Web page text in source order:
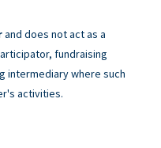
and does not act as a
fundraising
intermediary where such
activities.